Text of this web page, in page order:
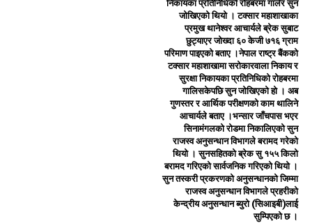
निकायका प्रतिनिधिको रोहबरमा गालेर सुन
जोखिएको थियो । टक्सार महाशाखाका
प्रमुख थानेश्वर आचार्यले ब्रेक सुबाट
छुट्याएर जोख्दा ६० केजी ७१६ ग्राम
परिमाण पाइएको बताए ।नेपाल राष्ट्र बैंकको
टक्सार महाशाखामा सरोकारवाला निकाय र
सुरक्षा निकायका प्रतिनिधिको रोहबरमा
गालिसकेपछि सुन जोखिएको हो । अब
गुणस्तर र आर्थिक परीक्षणको काम थालिने
आचार्यले बताए ।भन्सार जाँचपास भएर
सिनामंगलको रोडमा निकालिएको सुन
राजस्व अनुसन्धान विभागले बरामद गरेको
थियो । सुनसहितको ब्रेक सु १५५ किलो
बरामद गरिएको सार्वजनिक गरिएको थियो ।
सुन तस्करी प्रकरणको अनुसन्धानको जिम्मा
राजस्व अनुसन्धान विभागले प्रहरीको
केन्द्रीय अनुसन्धान ब्युरो (सिआइबी)लाई
सुम्पिएको छ ।